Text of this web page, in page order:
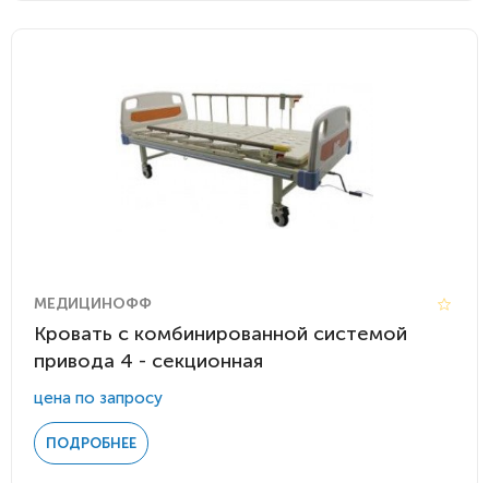
МЕДИЦИНОФФ
Кровать с комбинированной системой
привода 4 - секционная
цена по запросу
ПОДРОБНЕЕ